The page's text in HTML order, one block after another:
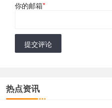
你的邮箱*
提交评论
热点资讯